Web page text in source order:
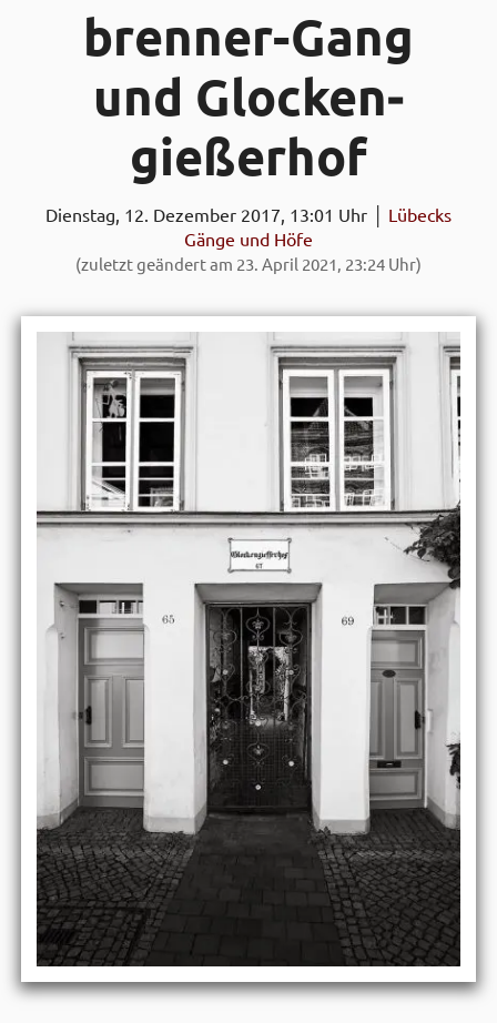
brenner-Gang
und Glocken­
gießer­hof
Dienstag, 12. Dezember 2017, 13:01 Uhr │ Lübecks
Gänge und Höfe
(zuletzt geändert am 23. April 2021, 23:24 Uhr)